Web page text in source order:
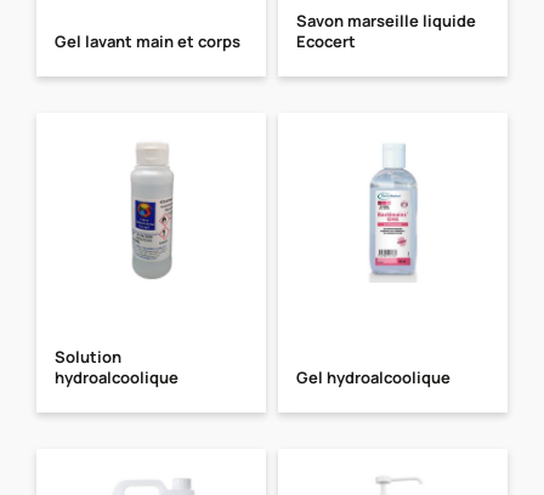
Gel lavant main et corps
Savon marseille liquide
Ecocert
Solution
hydroalcoolique
Gel hydroalcoolique